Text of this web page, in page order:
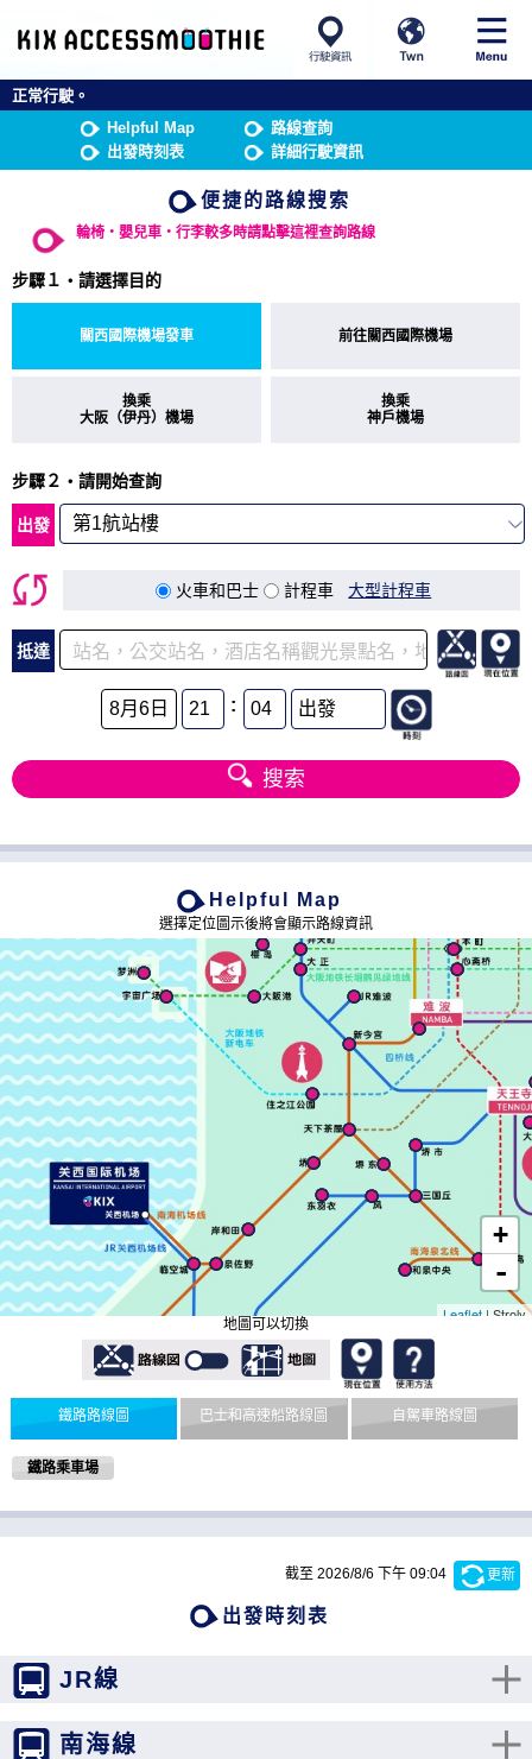
正常行駛。
Helpful Map
路線查詢
出發時刻表
詳細行駛資訊
便捷的路線搜索
輪椅・嬰兒車・行李較多時請點擊這裡查詢路線
Helpful Map
選擇定位圖示後將會顯示路線資訊
地圖可以切換
鐵路路線圖 巴士和高速船路線圖 自駕車路線圖
鐵路乘車場
截至 2026/8/6 下午 09:04 更新
出發時刻表
JR線
南海線